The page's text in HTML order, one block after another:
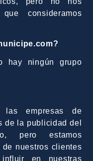
consideramos
hay ningún grupo
empresas de
de la publicidad del
pero estamos
nuestros clientes
en nuestras